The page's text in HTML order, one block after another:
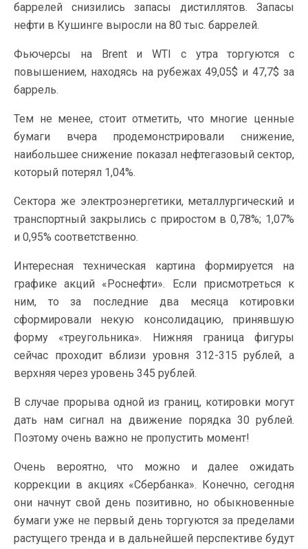
баррелей снизились запасы дистиллятов. Запасы
нефти в Кушинге выросли на 80 тыс. баррелей.
Фьючерсы на Brent и WTI с утра торгуются с
повышением, находясь на рубежах 49,05$ и 47,7$ за
баррель.
Тем не менее, стоит отметить, что многие ценные
бумаги вчера продемонстрировали снижение,
наибольшее снижение показал нефтегазовый сектор,
который потерял 1,04%.
Сектора же электроэнергетики, металлургический и
транспортный закрылись с приростом в 0,78%; 1,07%
и 0,95% соответственно.
Интересная техническая картина формируется на
графике акций «Роснефти». Если присмотреться к
ним, то за последние два месяца котировки
сформировали некую консолидацию, принявшую
форму «треугольника». Нижняя граница фигуры
сейчас проходит вблизи уровня 312-315 рублей, а
верхняя через уровень 345 рублей.
В случае прорыва одной из границ, котировки могут
дать нам сигнал на движение порядка 30 рублей.
Поэтому очень важно не пропустить момент!
Очень вероятно, что можно и далее ожидать
коррекции в акциях «Сбербанка». Конечно, сегодня
они начнут свой день позитивно, но обыкновенные
бумаги уже не первый день торгуются за пределами
растущего тренда и в дальнейшей перспективе будут